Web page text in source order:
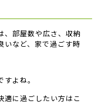
、部屋数や広さ、収納
いなど、家で過ごす時
よね。
適に過ごしたい方はこ